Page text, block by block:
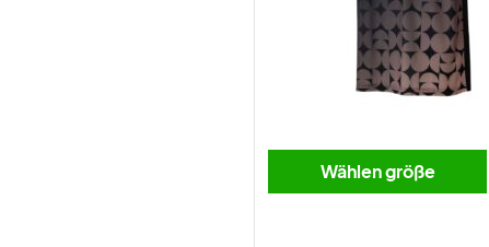
Wählen größe